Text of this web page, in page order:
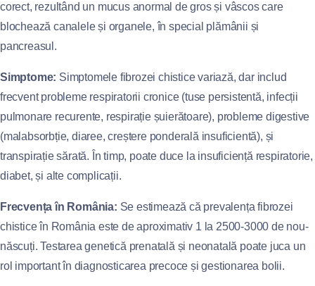
corect, rezultând un mucus anormal de gros și vâscos care
blochează canalele și organele, în special plămânii și
pancreasul.
Simptome: Simptomele fibrozei chistice variază, dar includ
frecvent probleme respiratorii cronice (tuse persistentă, infecții
pulmonare recurente, respirație șuierătoare), probleme digestive
(malabsorbție, diaree, creștere ponderală insuficientă), și
transpirație sărată. În timp, poate duce la insuficiență respiratorie,
diabet, și alte complicații.
Frecvența în România: Se estimează că prevalența fibrozei
chistice în România este de aproximativ 1 la 2500-3000 de nou-
născuți. Testarea genetică prenatală și neonatală poate juca un
rol important în diagnosticarea precoce și gestionarea bolii.